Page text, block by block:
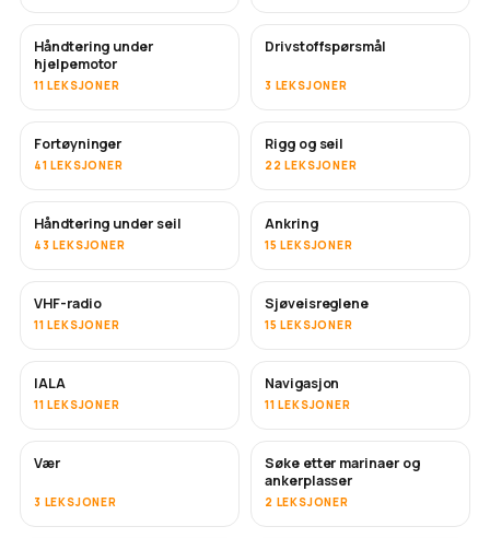
Håndtering under
hjelpemotor
11 LEKSJONER
Drivstoffspørsmål
3 LEKSJONER
Fortøyninger
41 LEKSJONER
Rigg og seil
22 LEKSJONER
Håndtering under seil
43 LEKSJONER
Ankring
15 LEKSJONER
VHF-radio
11 LEKSJONER
Sjøveisreglene
15 LEKSJONER
IALA
11 LEKSJONER
Navigasjon
11 LEKSJONER
Vær
3 LEKSJONER
Søke etter marinaer og
ankerplasser
2 LEKSJONER